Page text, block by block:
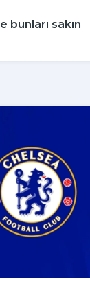
bunları sakın